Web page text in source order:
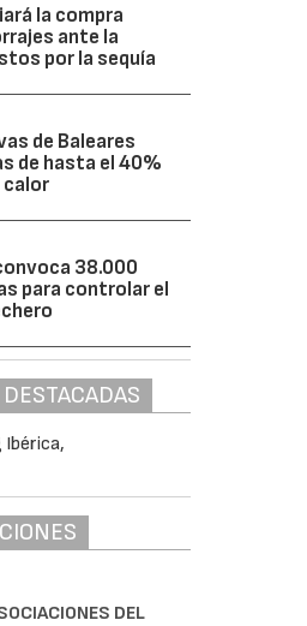
la compra
ante la
por la sequía
de Baleares
de hasta el 40%
calor
38.000
para controlar el
DEL